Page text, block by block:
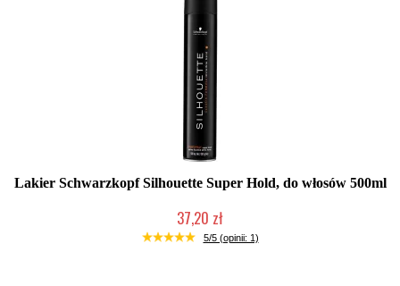
Lakier Schwarzkopf Silhouette Super Hold, do włosów 500ml
37,20 zł
Duża ilość (wysyłka w 24h)
5/5 (opinii: 1)